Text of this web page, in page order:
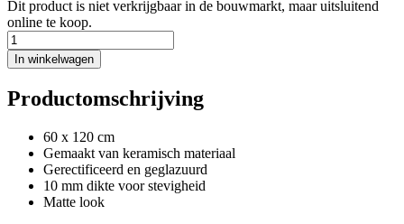
Dit product is niet verkrijgbaar in de bouwmarkt, maar uitsluitend
online te koop.
In winkelwagen
Productomschrijving
60 x 120 cm
Gemaakt van keramisch materiaal
Gerectificeerd en geglazuurd
10 mm dikte voor stevigheid
Matte look